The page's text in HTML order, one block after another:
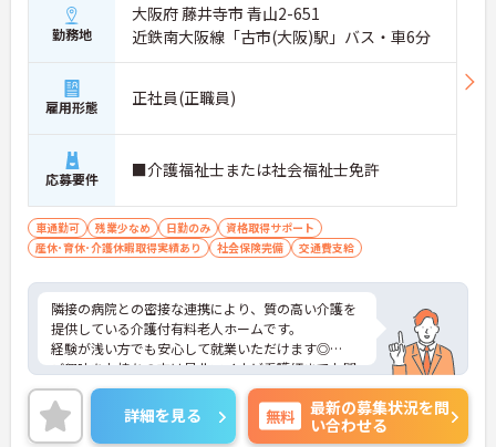
勤務地
大阪府 藤井寺市 青山2-651
近鉄南大阪線「古市(大阪)駅」バス・車6分
雇用形態 正社員(正職員)
応募要件 ■介護福祉士または社会福祉士免許
車通勤可 残業少なめ 日勤のみ
資格取得サポート
産休･育休･介護休暇取得実績あり
社会保険完備 交通費支給
隣接の病院との密接な連携により、質の高い介護を
提供している介護付有料老人ホームです。
経験が浅い方でも安心して就業いただけます◎
ご興味をお持ちの方は是非マイナビ看護師までお問
い合わせください！
詳細を見る 無料
最新の募集状況を問
い合わせる